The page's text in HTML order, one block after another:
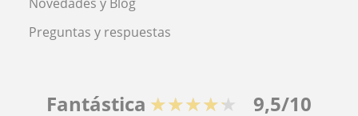
Novedades y Blog
Preguntas y respuestas
Fantástica ★★★★★ 9,5/10